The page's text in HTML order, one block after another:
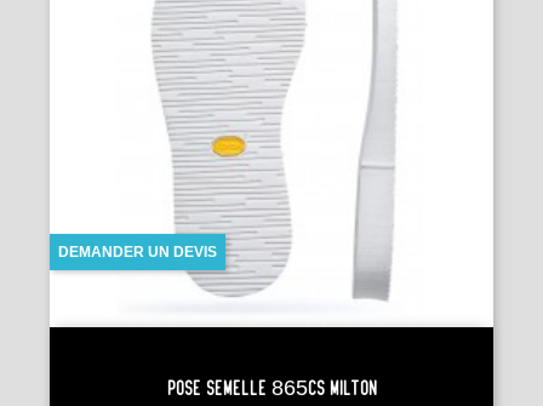
Pose Semelle 865CS MILTON
DEMANDER UN DEVIS